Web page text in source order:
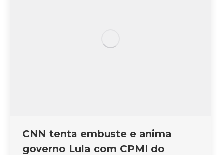
CNN tenta embuste e anima
governo Lula com CPMI do